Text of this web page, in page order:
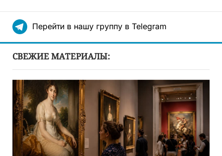
Перейти в нашу группу в Telegram
СВЕЖИЕ МАТЕРИАЛЫ: